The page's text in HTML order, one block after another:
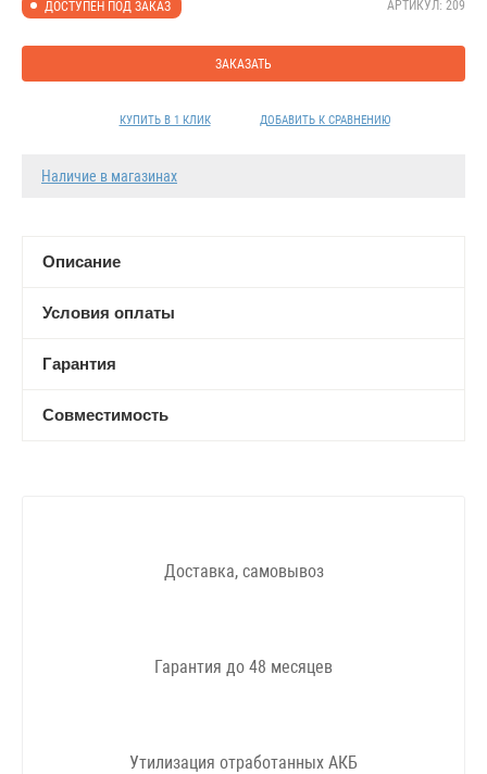
ДОСТУПЕН ПОД ЗАКАЗ АРТИКУЛ: 209
ЗАКАЗАТЬ
КУПИТЬ В 1 КЛИК ДОБАВИТЬ К СРАВНЕНИЮ
Наличие в магазинах
Описание
Условия оплаты
Гарантия
Совместимость
Доставка, самовывоз
Гарантия до 48 месяцев
Утилизация отработанных АКБ